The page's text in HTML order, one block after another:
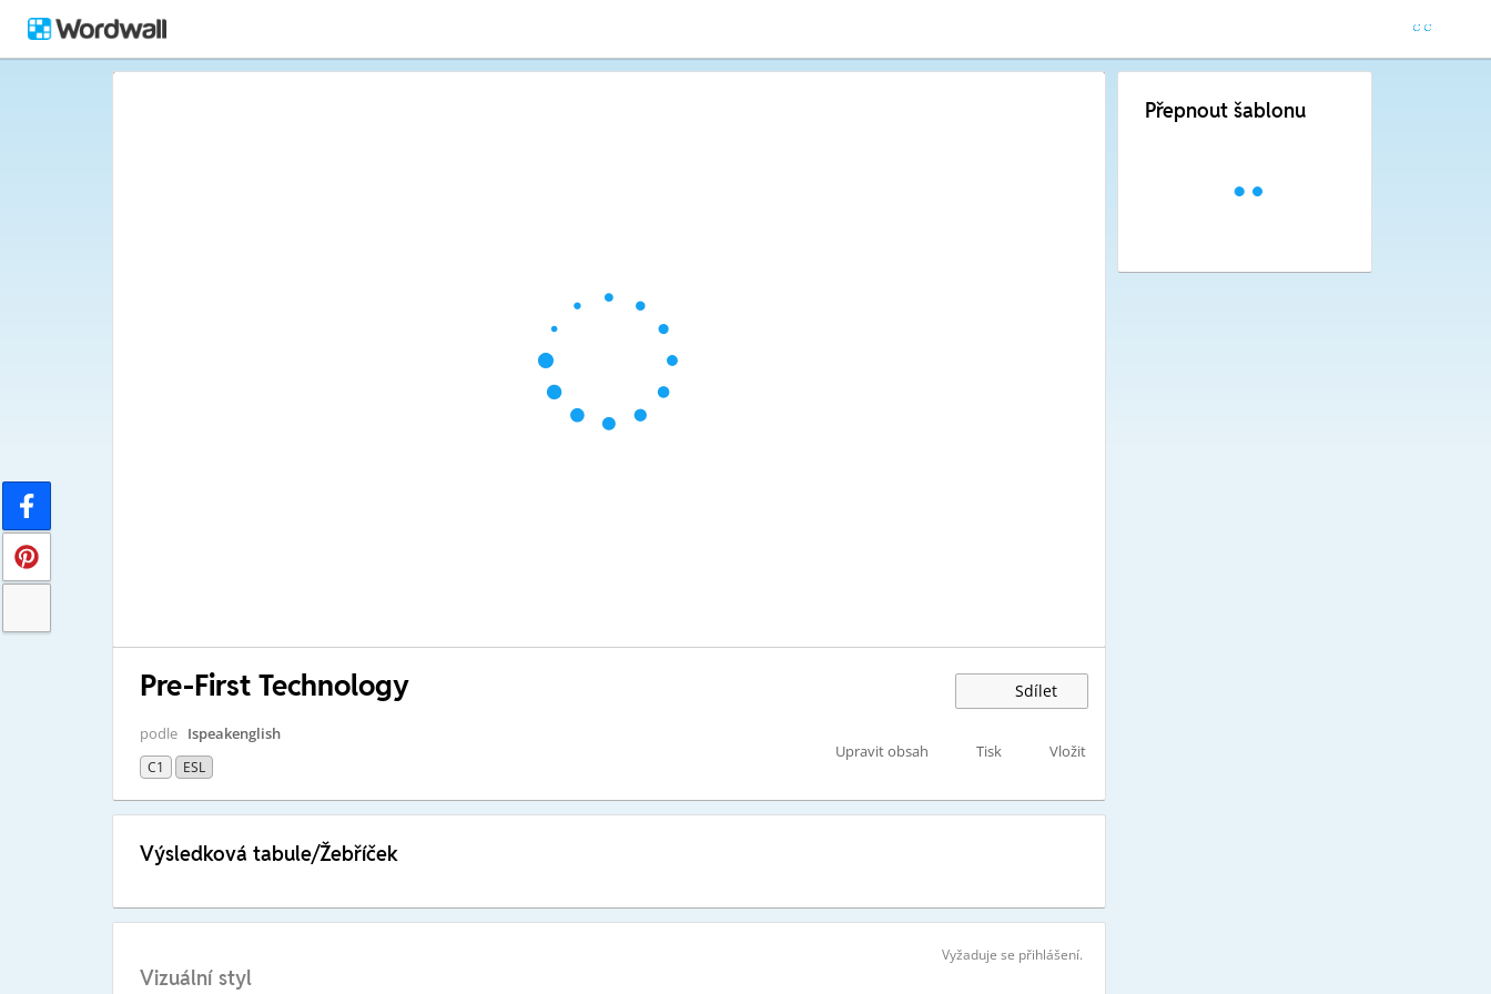
Pre-First Technology Sdílet
podle Ispeakenglish
C1 ESL
Upravit obsah Tisk Vložit
Výsledková tabule/Žebříček
Vyžaduje se přihlášení.
Vizuální styl
Přepnout šablonu